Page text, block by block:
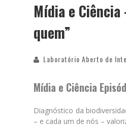
Mídia e
quem”
Laboratório Aberto de
Mídia e Ciência
Diagnóstico da
– e cada um de nós –